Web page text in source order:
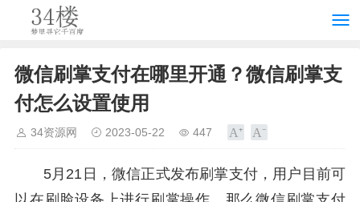
微信刷掌支付在哪里开通？微信刷掌支
付怎么设置使用
34资源网 2023-05-22 447
5月21日，微信正式发布刷掌支付，用户目前可